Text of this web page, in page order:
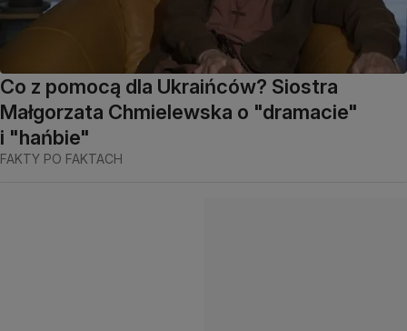
Co z pomocą dla Ukraińców? Siostra
Małgorzata Chmielewska o "dramacie"
i "hańbie"
FAKTY PO FAKTACH